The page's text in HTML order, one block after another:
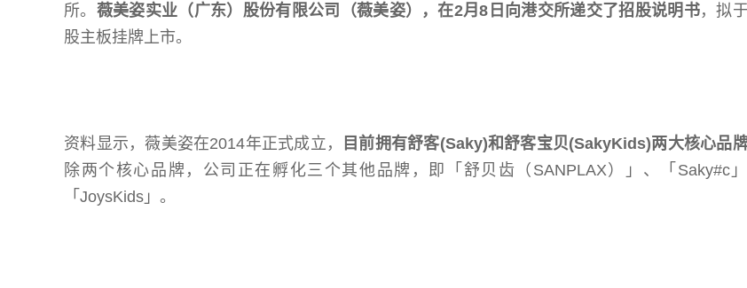
所。 薇美姿实业（广东）股份有限公司（薇美姿），在2月8日向港交所递交了招股说明书，拟
股主板挂牌上市。
资料显示，薇美姿在2014年正式成立，
目前拥有舒客(Saky)和舒客宝贝(SakyKids)两大核心品牌
除两个核心品牌，公司正在孵化三个其他品牌，即「舒贝齿（SANPLAX）」、「Saky#c
「JoysKids」。